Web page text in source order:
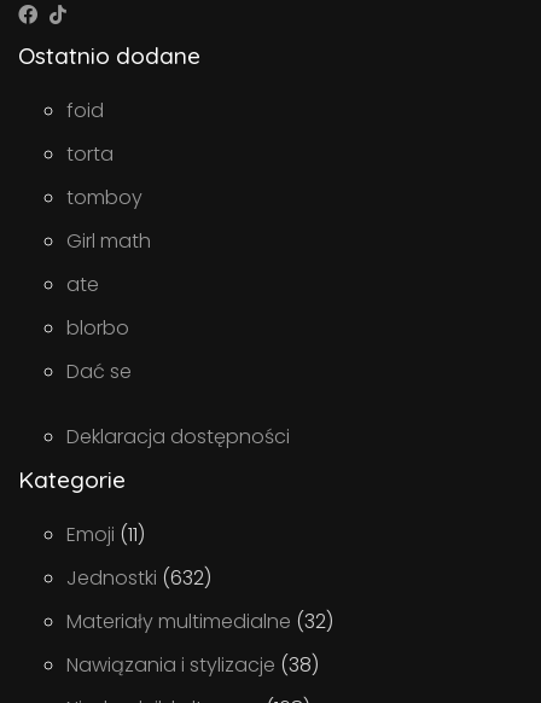
Ostatnio dodane
foid
torta
tomboy
Girl math
ate
blorbo
Dać se
Deklaracja dostępności
Kategorie
Emoji (11)
Jednostki (632)
Materiały multimedialne (32)
Nawiązania i stylizacje (38)